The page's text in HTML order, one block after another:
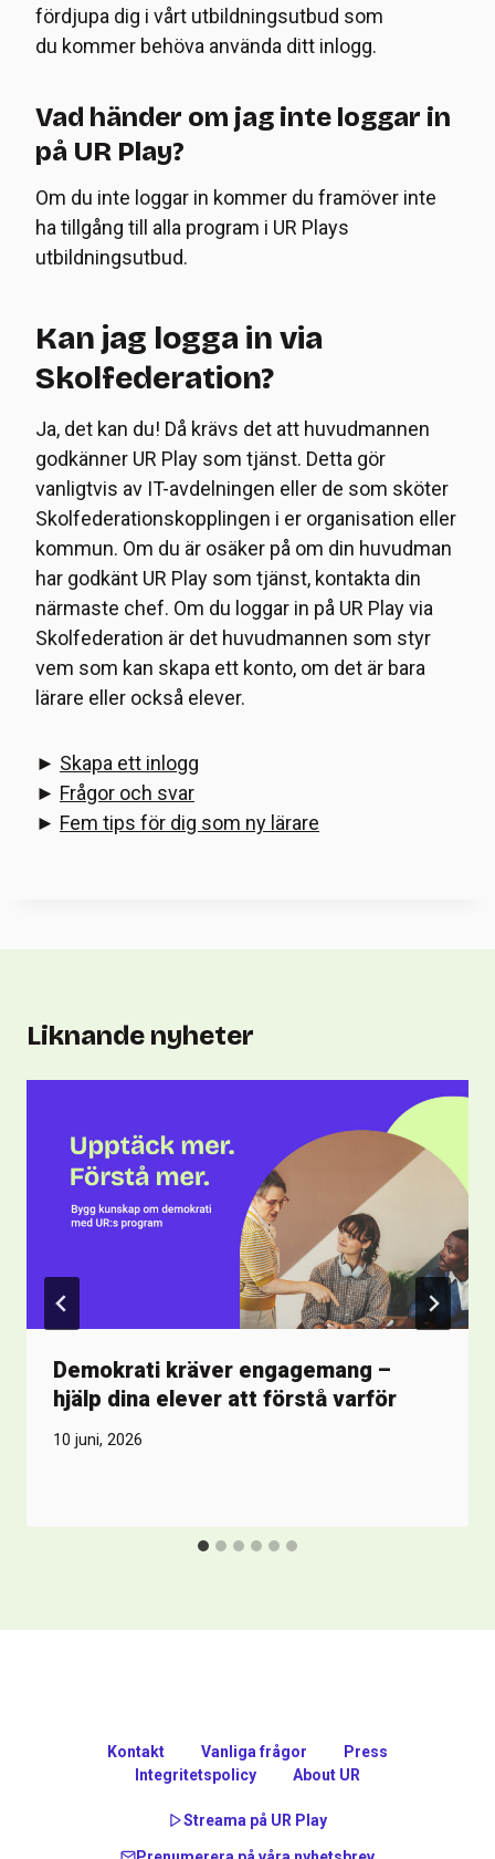
fördjupa dig i vårt utbildningsutbud som
du kommer behöva använda ditt inlogg.
Vad händer om jag inte loggar in
på UR Play?
Om du inte loggar in kommer du framöver inte
ha tillgång till alla program i UR Plays
utbildningsutbud.
Kan jag logga in via
Skolfederation?
Ja, det kan du! Då krävs det att huvudmannen
godkänner UR Play som tjänst. Detta gör
vanligtvis av IT-avdelningen eller de som sköter
Skolfederationskopplingen i er organisation eller
kommun. Om du är osäker på om din huvudman
har godkänt UR Play som tjänst, kontakta din
närmaste chef. Om du loggar in på UR Play via
Skolfederation är det huvudmannen som styr
vem som kan skapa ett konto, om det är bara
lärare eller också elever.
► Skapa ett inlogg
► Frågor och svar
► Fem tips för dig som ny lärare
Liknande nyheter
Demokrati kräver engagemang –
hjälp dina elever att förstå varför
10 juni, 2026
Kontakt Vanliga frågor
Press
Integritetspolicy
About UR
Streama på UR Play